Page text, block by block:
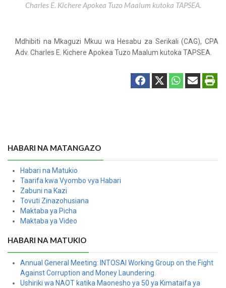
Charles E. Kichere Apokea Tuzo Maalum kutoka TAPSEA.
Mdhibiti na Mkaguzi Mkuu wa Hesabu za Serikali (CAG), CPA
Adv. Charles E. Kichere Apokea Tuzo Maalum kutoka TAPSEA.
HABARI NA MATANGAZO
Habari na Matukio
Taarifa kwa Vyombo vya Habari
Zabuni na Kazi
Tovuti Zinazohusiana
Maktaba ya Picha
Maktaba ya Video
HABARI NA MATUKIO
Annual General Meeting: INTOSAI Working Group on the Fight
Against Corruption and Money Laundering.
Ushiriki wa NAOT katika Maonesho ya 50 ya Kimataifa ya